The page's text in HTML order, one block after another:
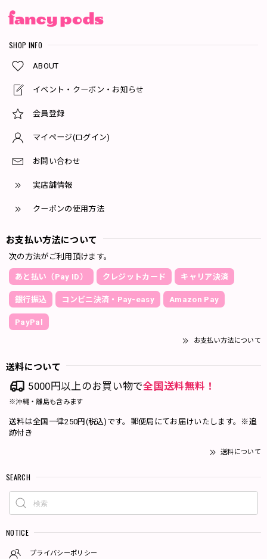
SHOP INFO
ABOUT
イベント・クーポン・お知らせ
会員登録
マイページ(ログイン)
お問い合わせ
実店舗情報
クーポンの使用方法
お支払い方法について
次の方法がご利用頂けます。
あと払い（Pay ID） クレジットカード キャリア決済
銀行振込 コンビニ決済・Pay-easy Amazon Pay
PayPal
お支払い方法について
送料について
5000円以上のお買い物で全国送料無料！
※沖縄・離島も含みます
送料は全国一律250円(税込)です。郵便局にてお届けいたします。※追
跡付き
送料について
SEARCH
NOTICE
プライバシーポリシー